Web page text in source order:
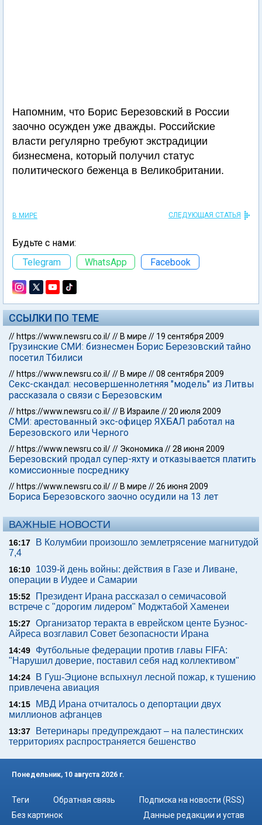
Напомним, что Борис Березовский в России
заочно осужден уже дважды. Российские
власти регулярно требуют экстрадиции
бизнесмена, который получил статус
политического беженца в Великобритании.
В МИРЕ СЛЕДУЮЩАЯ СТАТЬЯ
Будьте с нами:
Telegram
WhatsApp Facebook
ССЫЛКИ ПО ТЕМЕ
// https://www.newsru.co.il/// В мире // 19 сентября 2009
Грузинские СМИ: бизнесмен Борис Березовский тайно
посетил Тбилиси
// https://www.newsru.co.il/// В мире //08 сентября 2009
Секс-скандал: несовершеннолетняя "модель" из Литвы
рассказала о связи с Березовским
// https://www.newsru.co.il/// В Израиле //20 июля 2009
СМИ: арестованный экс-офицер ЯХБАЛ работал на
Березовского или Черного
// https://www.newsru.co.il/// Экономика //28 июня 2009
Березовский продал супер-яхту и отказывается платить
комиссионные посреднику
// https://www.newsru.co.il/// В мире //26 июня 2009
Бориса Березовского заочно осудили на 13 лет
ВАЖНЫЕ НОВОСТИ
16:17
В Колумбии произошло землетрясение магнитудой
7,4
16:10
1039-й день войны: действия в Газе и Ливане,
операции в Иудее и Самарии
15:52
Президент Ирана рассказал о семичасовой
встрече с "дорогим лидером" Моджтабой Хаменеи
15:27 Организатор теракта в еврейском центе Буэнос-
Айреса возглавил Совет безопасности Ирана
14:49
Футбольные федерации против главы FIFA:
"Нарушил доверие, поставил себя над коллективом"
14:24
В Гуш-Эционе вспыхнул лесной пожар, к тушению
привлечена авиация
14:15
МВД Ирана отчиталось о депортации двух
миллионов афганцев
13:37
Ветеринары предупреждают – на палестинских
территориях распространяется бешенство
Понедельник, 10 августа 2026 г.
Теги Обратная связь
Подписка на новости (RSS)
Без картинок
Данные редакции и устав